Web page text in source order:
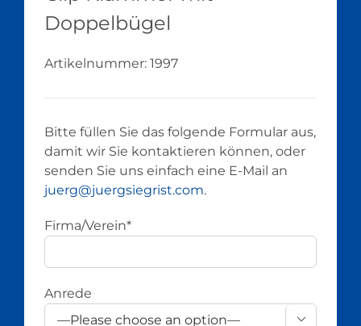
Doppelbügel
Artikelnummer: 1997
Bitte füllen Sie das folgende Formular aus,
damit wir Sie kontaktieren können, oder
senden Sie uns einfach eine E-Mail an
juerg@juergsiegrist.com.
Firma/Verein*
Anrede
